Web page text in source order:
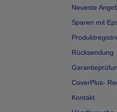
Neueste
Sparen mit
Rücksendung
CoverPlus-
Kontakt